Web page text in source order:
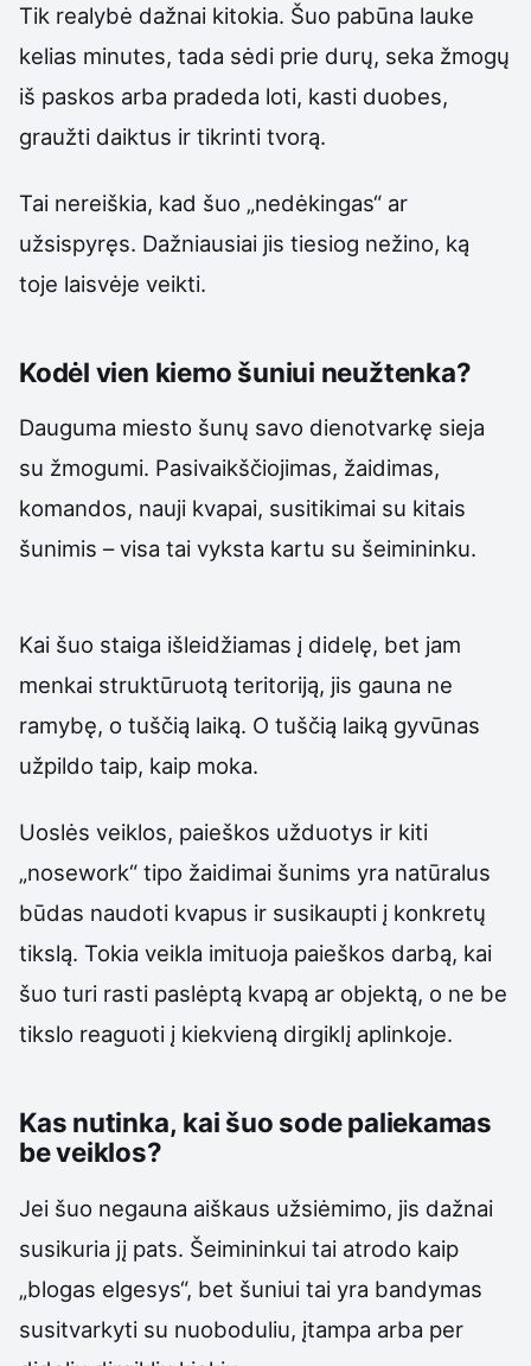
Tik realybė dažnai kitokia. Šuo pabūna lauke
kelias minutes, tada sėdi prie durų, seka žmogų
iš paskos arba pradeda loti, kasti duobes,
graužti daiktus ir tikrinti tvorą.
Tai nereiškia, kad šuo „nedėkingas“ ar
užsispyręs. Dažniausiai jis tiesiog nežino, ką
toje laisvėje veikti.
Kodėl vien kiemo šuniui neužtenka?
Dauguma miesto šunų savo dienotvarkę sieja
su žmogumi. Pasivaikščiojimas, žaidimas,
komandos, nauji kvapai, susitikimai su kitais
šunimis – visa tai vyksta kartu su šeimininku.
Kai šuo staiga išleidžiamas į didelę, bet jam
menkai struktūruotą teritoriją, jis gauna ne
ramybę, o tuščią laiką. O tuščią laiką gyvūnas
užpildo taip, kaip moka.
Uoslės veiklos, paieškos užduotys ir kiti
„nosework“ tipo žaidimai šunims yra natūralus
būdas naudoti kvapus ir susikaupti į konkretų
tikslą. Tokia veikla imituoja paieškos darbą, kai
šuo turi rasti paslėptą kvapą ar objektą, o ne be
tikslo reaguoti į kiekvieną dirgiklį aplinkoje.
Kas nutinka, kai šuo sode paliekamas
be veiklos?
Jei šuo negauna aiškaus užsiėmimo, jis dažnai
susikuria jį pats. Šeimininkui tai atrodo kaip
„blogas elgesys“, bet šuniui tai yra bandymas
susitvarkyti su nuoboduliu, įtampa arba per